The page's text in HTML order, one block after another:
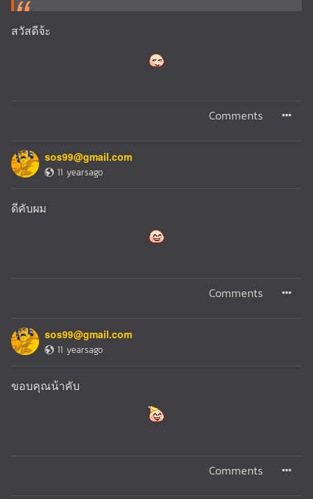
สวัสดีจ้ะ
Comments
sos99@gmail.com
11 yearsago
ดีคับผม
Comments
sos99@gmail.com
11 yearsago
ขอบคุณน้าคับ
Comments